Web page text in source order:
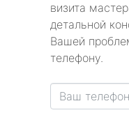
визита
детальной
Вашей
телефону.